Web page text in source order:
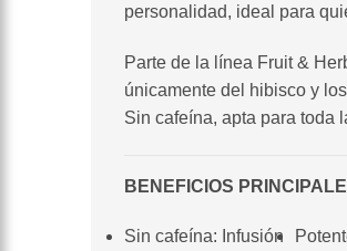
personalidad, ideal para
Parte de la línea Fruit &
únicamente del hibisco y
Sin cafeína, apta para toda
BENEFICIOS
Sin cafeína: Infusión